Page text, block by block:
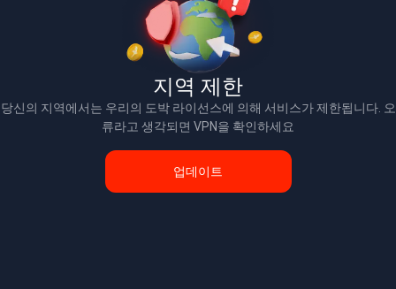
지역 제한
당신의 지역에서는 우리의 도박 라이선스에 의해 서비스가 제한됩니다. 오
류라고 생각되면 VPN을 확인하세요
업데이트